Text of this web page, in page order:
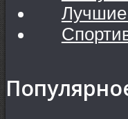
Лучшие